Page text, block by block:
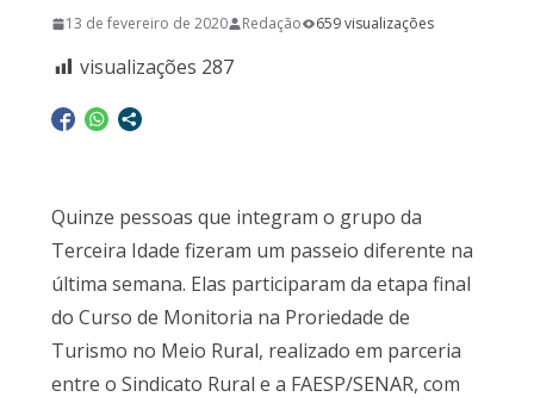
13 de fevereiro de 2020 Redação 659 visualizações
visualizações 287
Quinze pessoas que integram o grupo da
Terceira Idade fizeram um passeio diferente na
última semana. Elas participaram da etapa final
do Curso de Monitoria na Proriedade de
Turismo no Meio Rural, realizado em parceria
entre o Sindicato Rural e a FAESP/SENAR, com